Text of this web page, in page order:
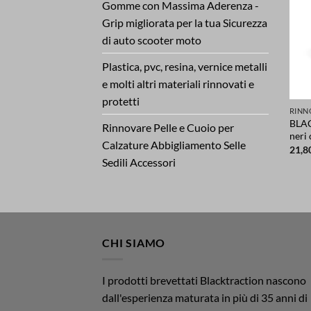
Gomme con Massima Aderenza -
Grip migliorata per la tua Sicurezza
di auto scooter moto
Plastica, pvc, resina, vernice metalli
e molti altri materiali rinnovati e
protetti
Rinnovare Pelle e Cuoio per
Calzature Abbigliamento Selle
Sedili Accessori
neri
CHI SIAMO
I prodotti brevettati Blacktraction nascono
dall'esperienza maturata in più di 35 anni di